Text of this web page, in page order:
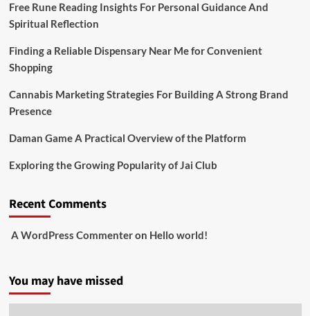
Free Rune Reading Insights For Personal Guidance And
Spiritual Reflection
Finding a Reliable Dispensary Near Me for Convenient
Shopping
Cannabis Marketing Strategies For Building A Strong Brand
Presence
Daman Game A Practical Overview of the Platform
Exploring the Growing Popularity of Jai Club
Recent Comments
A WordPress Commenteron Hello world!
You may have missed